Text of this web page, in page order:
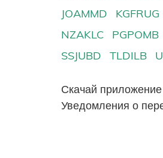
JOAMMD
KGFRUG
NZAKLC
PGPOMB
SSJUBD
TLDILB
Скачай
Уведомления о